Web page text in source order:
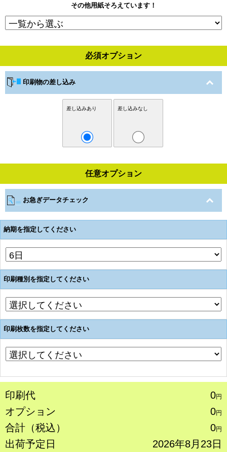
その他用紙そろえています！
必須オプション
印刷物の差し込み
差し込みあり 差し込みなし
任意オプション
お急ぎデータチェック
納期を指定してください
印刷種別を指定してください
印刷枚数を指定してください
印刷代 0円
オプション 0円
合計（税込） 0円
出荷予定日 2026年8月23日